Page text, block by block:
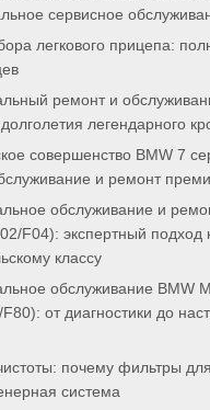
сервисное
легкового прицепа:
ремонт и
легендарного
совершенство BMW 7
и ремонт
обслуживание и
F04): экспертный подход
классу
обслуживание BMW
от диагностики до
почему фильтры
система